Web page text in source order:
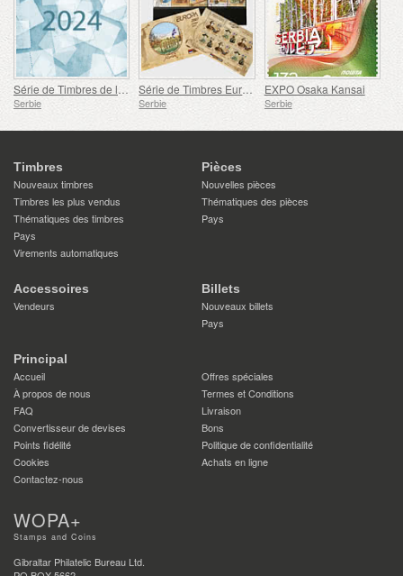
Série de Timbres de l'année
Serbie
Série de Timbres Europe 2007-2016
Serbie
EXPO Osaka Kansai
Serbie
Timbres
Nouveaux timbres
Timbres les plus vendus
Thématiques des timbres
Pays
Virements automatiques
Pièces
Nouvelles pièces
Thématiques des pièces
Pays
Accessoires
Vendeurs
Billets
Nouveaux billets
Pays
Principal
Accueil
Offres spéciales
À propos de nous
Termes et Conditions
FAQ
Livraison
Convertisseur de devises
Bons
Points fidélité
Politique de confidentialité
Cookies
Achats en ligne
Contactez-nous
WOPA+
Stamps and Coins
Gibraltar Philatelic Bureau Ltd.